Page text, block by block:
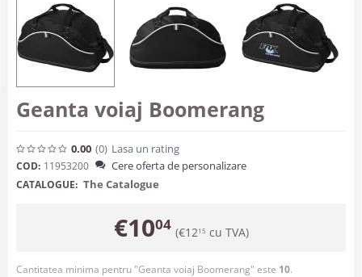
Geanta voiaj Boomerang
0.00 (0) Lasa un rating
COD: 11953200 Cere oferta de personalizare
CATALOGUE: The Catalogue
€1004 (€1215 cu TVA)
Cantitatea minima pentru "Geanta voiaj Boomerang" este 10.